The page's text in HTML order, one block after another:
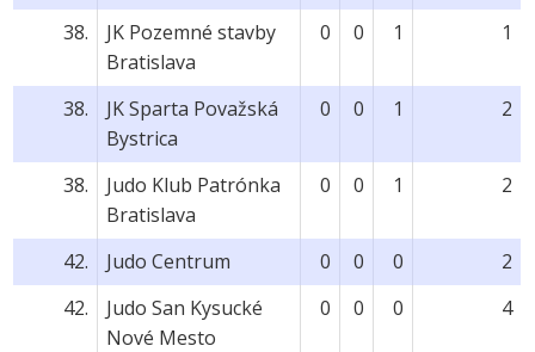
38.
JK Pozemné stavby
Bratislava
0 0 1 1
38.
JK Sparta Považská
Bystrica
0 0 1 2
38.
Judo Klub Patrónka
Bratislava
0 0 1 2
42. Judo Centrum 0 0 0
2
42.
Judo San Kysucké
Nové Mesto
0 0 0 4